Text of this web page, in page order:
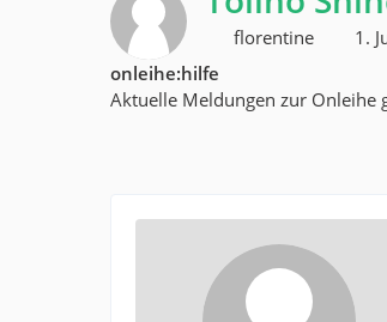
florentine
1.
onleihe:hilfe
Aktuelle Meldungen zur Onleihe